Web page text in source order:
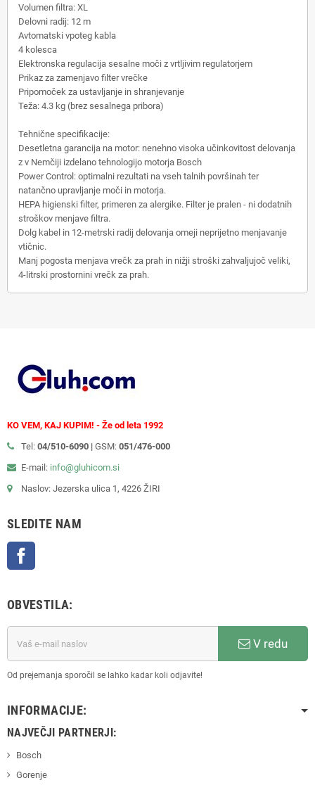
Volumen filtra: XL
Delovni radij: 12 m
Avtomatski vpoteg kabla
4 kolesca
Elektronska regulacija sesalne moči z vrtljivim regulatorjem
Prikaz za zamenjavo filter vrečke
Pripomoček za ustavljanje in shranjevanje
Teža: 4.3 kg (brez sesalnega pribora)
Tehnične specifikacije:
Desetletna garancija na motor: nenehno visoka učinkovitost delovanja
z v Nemčiji izdelano tehnologijo motorja Bosch
Power Control: optimalni rezultati na vseh talnih površinah ter
natančno upravljanje moči in motorja.
HEPA higienski filter, primeren za alergike. Filter je pralen - ni dodatnih
stroškov menjave filtra.
Dolg kabel in 12-metrski radij delovanja omeji neprijetno menjavanje
vtičnic.
Manj pogosta menjava vrečk za prah in nižji stroški zahvaljujoč veliki,
4-litrski prostornini vrečk za prah.
KO VEM, KAJ KUPIM! - Že od leta 1992
Tel: 04/510-6090 | GSM: 051/476-000
E-mail: info@gluhicom.si
Naslov: Jezerska ulica 1, 4226 ŽIRI
SLEDITE NAM
OBVESTILA:
V redu
Od prejemanja sporočil se lahko kadar koli odjavite!
INFORMACIJE:
NAJVEČJI PARTNERJI:
Bosch
Gorenje